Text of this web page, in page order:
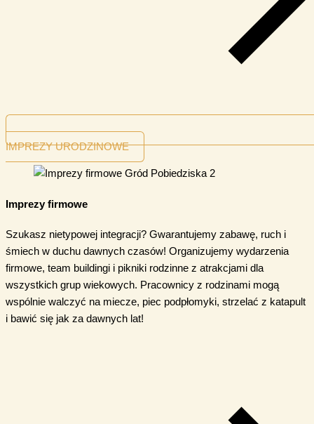
IMPREZY URODZINOWE
Imprezy firmowe
Szukasz nietypowej integracji? Gwarantujemy zabawę, ruch i
śmiech w duchu dawnych czasów! Organizujemy wydarzenia
firmowe, team buildingi i pikniki rodzinne z atrakcjami dla
wszystkich grup wiekowych. Pracownicy z rodzinami mogą
wspólnie walczyć na miecze, piec podpłomyki, strzelać z katapult
i bawić się jak za dawnych lat!